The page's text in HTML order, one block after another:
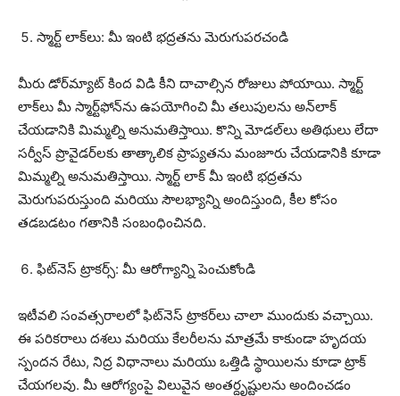
స్మార్ట్ లాక్‌లు: మీ ఇంటి భద్రతను మెరుగుపరచండి
మీరు డోర్‌మ్యాట్ కింద విడి కీని దాచాల్సిన రోజులు పోయాయి. స్మార్ట్
లాక్‌లు మీ స్మార్ట్‌ఫోన్‌ను ఉపయోగించి మీ తలుపులను అన్‌లాక్
చేయడానికి మిమ్మల్ని అనుమతిస్తాయి. కొన్ని మోడల్‌లు అతిథులు లేదా
సర్వీస్ ప్రొవైడర్‌లకు తాత్కాలిక ప్రాప్యతను మంజూరు చేయడానికి కూడా
మిమ్మల్ని అనుమతిస్తాయి. స్మార్ట్ లాక్ మీ ఇంటి భద్రతను
మెరుగుపరుస్తుంది మరియు సౌలభ్యాన్ని అందిస్తుంది, కీల కోసం
తడబడటం గతానికి సంబంధించినది.
ఫిట్‌నెస్ ట్రాకర్స్: మీ ఆరోగ్యాన్ని పెంచుకోండి
ఇటీవలి సంవత్సరాలలో ఫిట్‌నెస్ ట్రాకర్‌లు చాలా ముందుకు వచ్చాయి.
ఈ పరికరాలు దశలు మరియు కేలరీలను మాత్రమే కాకుండా హృదయ
స్పందన రేటు, నిద్ర విధానాలు మరియు ఒత్తిడి స్థాయిలను కూడా ట్రాక్
చేయగలవు. మీ ఆరోగ్యంపై విలువైన అంతర్దృష్టులను అందించడం